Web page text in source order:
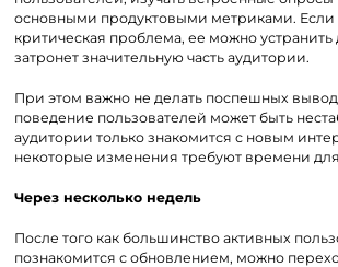
основными продуктовыми метриками. Если
критическая проблема, ее можно устранить
затронет значительную часть аудитории.
При этом важно не делать поспешных
поведение пользователей может быть
аудитории только знакомится с новым
некоторые изменения требуют времени
Через несколько недель
После того как большинство активных
познакомится с обновлением, можно